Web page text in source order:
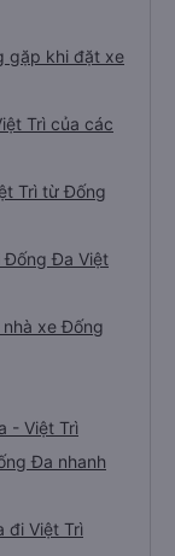
gặp khi đặt xe
Trì của các
Trì từ Đống
Đống Đa Việt
xe Đống
- Việt Trì
Đa nhanh
đi Việt Trì